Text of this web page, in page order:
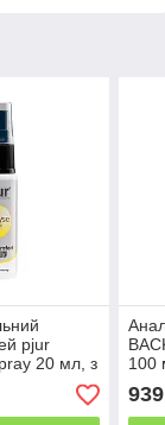
pjur
20 мл, з
100
939